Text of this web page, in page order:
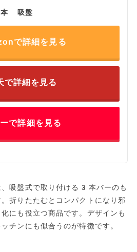
本 吸盤
で詳細を見る
で詳細を見る
で詳細を見る
、吸盤式で取り付ける3本バーのも
折りたたむとコンパクトになり邪
にも役立つ商品です。デザインも
チンにも似合うのが特徴です。